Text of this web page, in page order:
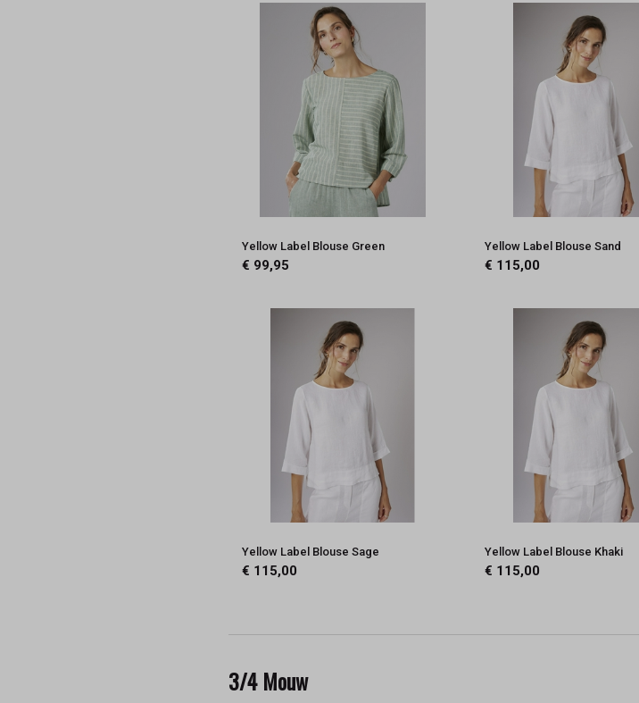
Yellow Label Blouse Green
€ 99,95
Yellow Label Blouse Sand
€ 115,00
Yellow Label Blouse Sage
€ 115,00
Yellow Label Blouse Khaki
€ 115,00
3/4 Mouw